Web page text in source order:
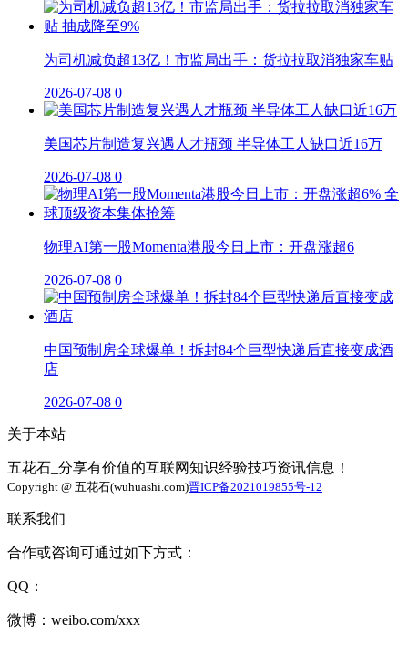
为司机减负超13亿！市监局出手：货拉拉取消独家车贴
2026-07-08 0
美国芯片制造复兴遇人才瓶颈 半导体工人缺口近16万
2026-07-08 0
物理AI第一股Momenta港股今日上市：开盘涨超6
2026-07-08 0
中国预制房全球爆单！拆封84个巨型快递后直接变成酒
店
2026-07-08 0
关于本站
五花石_分享有价值的互联网知识经验技巧资讯信息！
Copyright @ 五花石(wuhuashi.com)晋ICP备2021019855号-12
联系我们
合作或咨询可通过如下方式：
QQ：
微博：weibo.com/xxx